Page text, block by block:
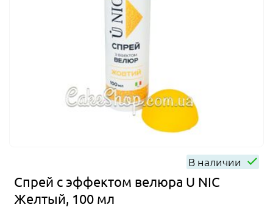
В наличии
Спрей с эффектом велюра U NIC
Желтый, 100 мл